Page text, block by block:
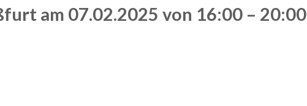
am 07.02.2025 von 16:00 – 20:00